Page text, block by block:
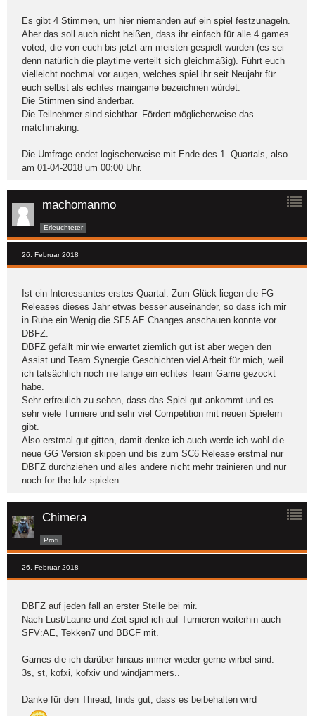
Es gibt 4 Stimmen, um hier niemanden auf ein spiel festzunageln.
Aber das soll auch nicht heißen, dass ihr einfach für alle 4 games
voted, die von euch bis jetzt am meisten gespielt wurden (es sei
denn natürlich die playtime verteilt sich gleichmäßig). Führt euch
vielleicht nochmal vor augen, welches spiel ihr seit Neujahr für
euch selbst als echtes maingame bezeichnen würdet.
Die Stimmen sind änderbar.
Die Teilnehmer sind sichtbar. Fördert möglicherweise das
matchmaking.
Die Umfrage endet logischerweise mit Ende des 1. Quartals, also
am 01-04-2018 um 00:00 Uhr.
machomanmo
Erleuchteter
26. Februar 2018
Ist ein Interessantes erstes Quartal. Zum Glück liegen die FG
Releases dieses Jahr etwas besser auseinander, so dass ich mir
in Ruhe ein Wenig die SF5 AE Changes anschauen konnte vor
DBFZ.
DBFZ gefällt mir wie erwartet ziemlich gut ist aber wegen den
Assist und Team Synergie Geschichten viel Arbeit für mich, weil
ich tatsächlich noch nie lange ein echtes Team Game gezockt
habe.
Sehr erfreulich zu sehen, dass das Spiel gut ankommt und es
sehr viele Turniere und sehr viel Competition mit neuen Spielern
gibt.
Also erstmal gut gitten, damit denke ich auch werde ich wohl die
neue GG Version skippen und bis zum SC6 Release erstmal nur
DBFZ durchziehen und alles andere nicht mehr trainieren und nur
noch for the lulz spielen.
Chimera
Profi
26. Februar 2018
DBFZ auf jeden fall an erster Stelle bei mir.
Nach Lust/Laune und Zeit spiel ich auf Turnieren weiterhin auch
SFV:AE, Tekken7 und BBCF mit.
Games die ich darüber hinaus immer wieder gerne wirbel sind:
3s, st, kofxi, kofxiv und windjammers..
Danke für den Thread, finds gut, dass es beibehalten wird